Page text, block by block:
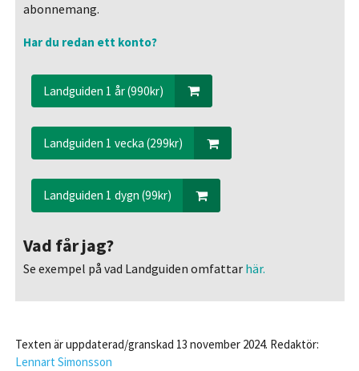
abonnemang.
Har du redan ett konto?
Landguiden 1 år (990kr)
Landguiden 1 vecka (299kr)
Landguiden 1 dygn (99kr)
Vad får jag?
Se exempel på vad Landguiden omfattarhär.
Texten är uppdaterad/granskad 13 november 2024. Redaktör:
Lennart Simonsson